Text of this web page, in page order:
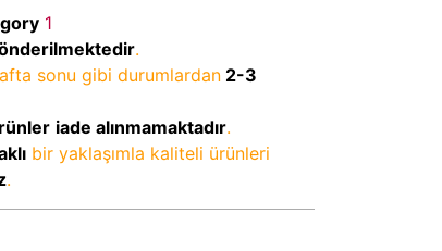
1
.
sonu gibi durumlardan 2-3
iade alınmamaktadır.
bir yaklaşımla kaliteli ürünleri
.